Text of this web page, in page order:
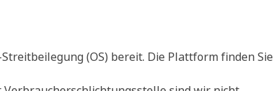
(OS) bereit. Die Plattform finden Sie